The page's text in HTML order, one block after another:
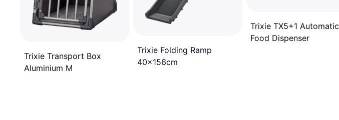
Trixie Transport Box
Aluminium M
Trixie Folding Ramp
40x156cm
Trixie TX5+1 Automatic
Food Dispenser